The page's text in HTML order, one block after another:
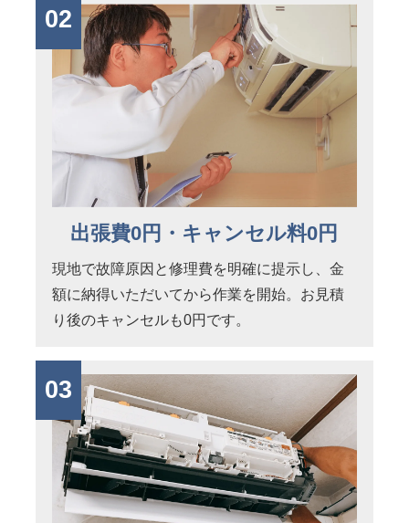
02
出張費0円・キャンセル料0円
現地で故障原因と修理費を明確に提示し、金
額に納得いただいてから作業を開始。お見積
り後のキャンセルも0円です。
03